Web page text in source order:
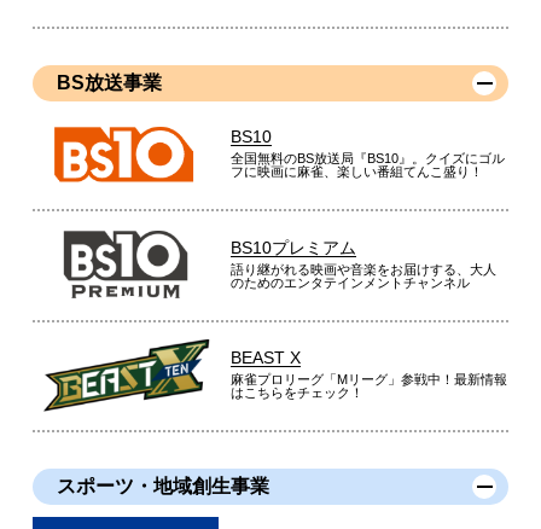
BS放送事業
BS10
全国無料のBS放送局『BS10』。クイズにゴル
フに映画に麻雀、楽しい番組てんこ盛り！
BS10プレミアム
語り継がれる映画や音楽をお届けする、大人
のためのエンタテインメントチャンネル
BEAST X
麻雀プロリーグ「Mリーグ」参戦中！最新情報
はこちらをチェック！
スポーツ・地域創生事業